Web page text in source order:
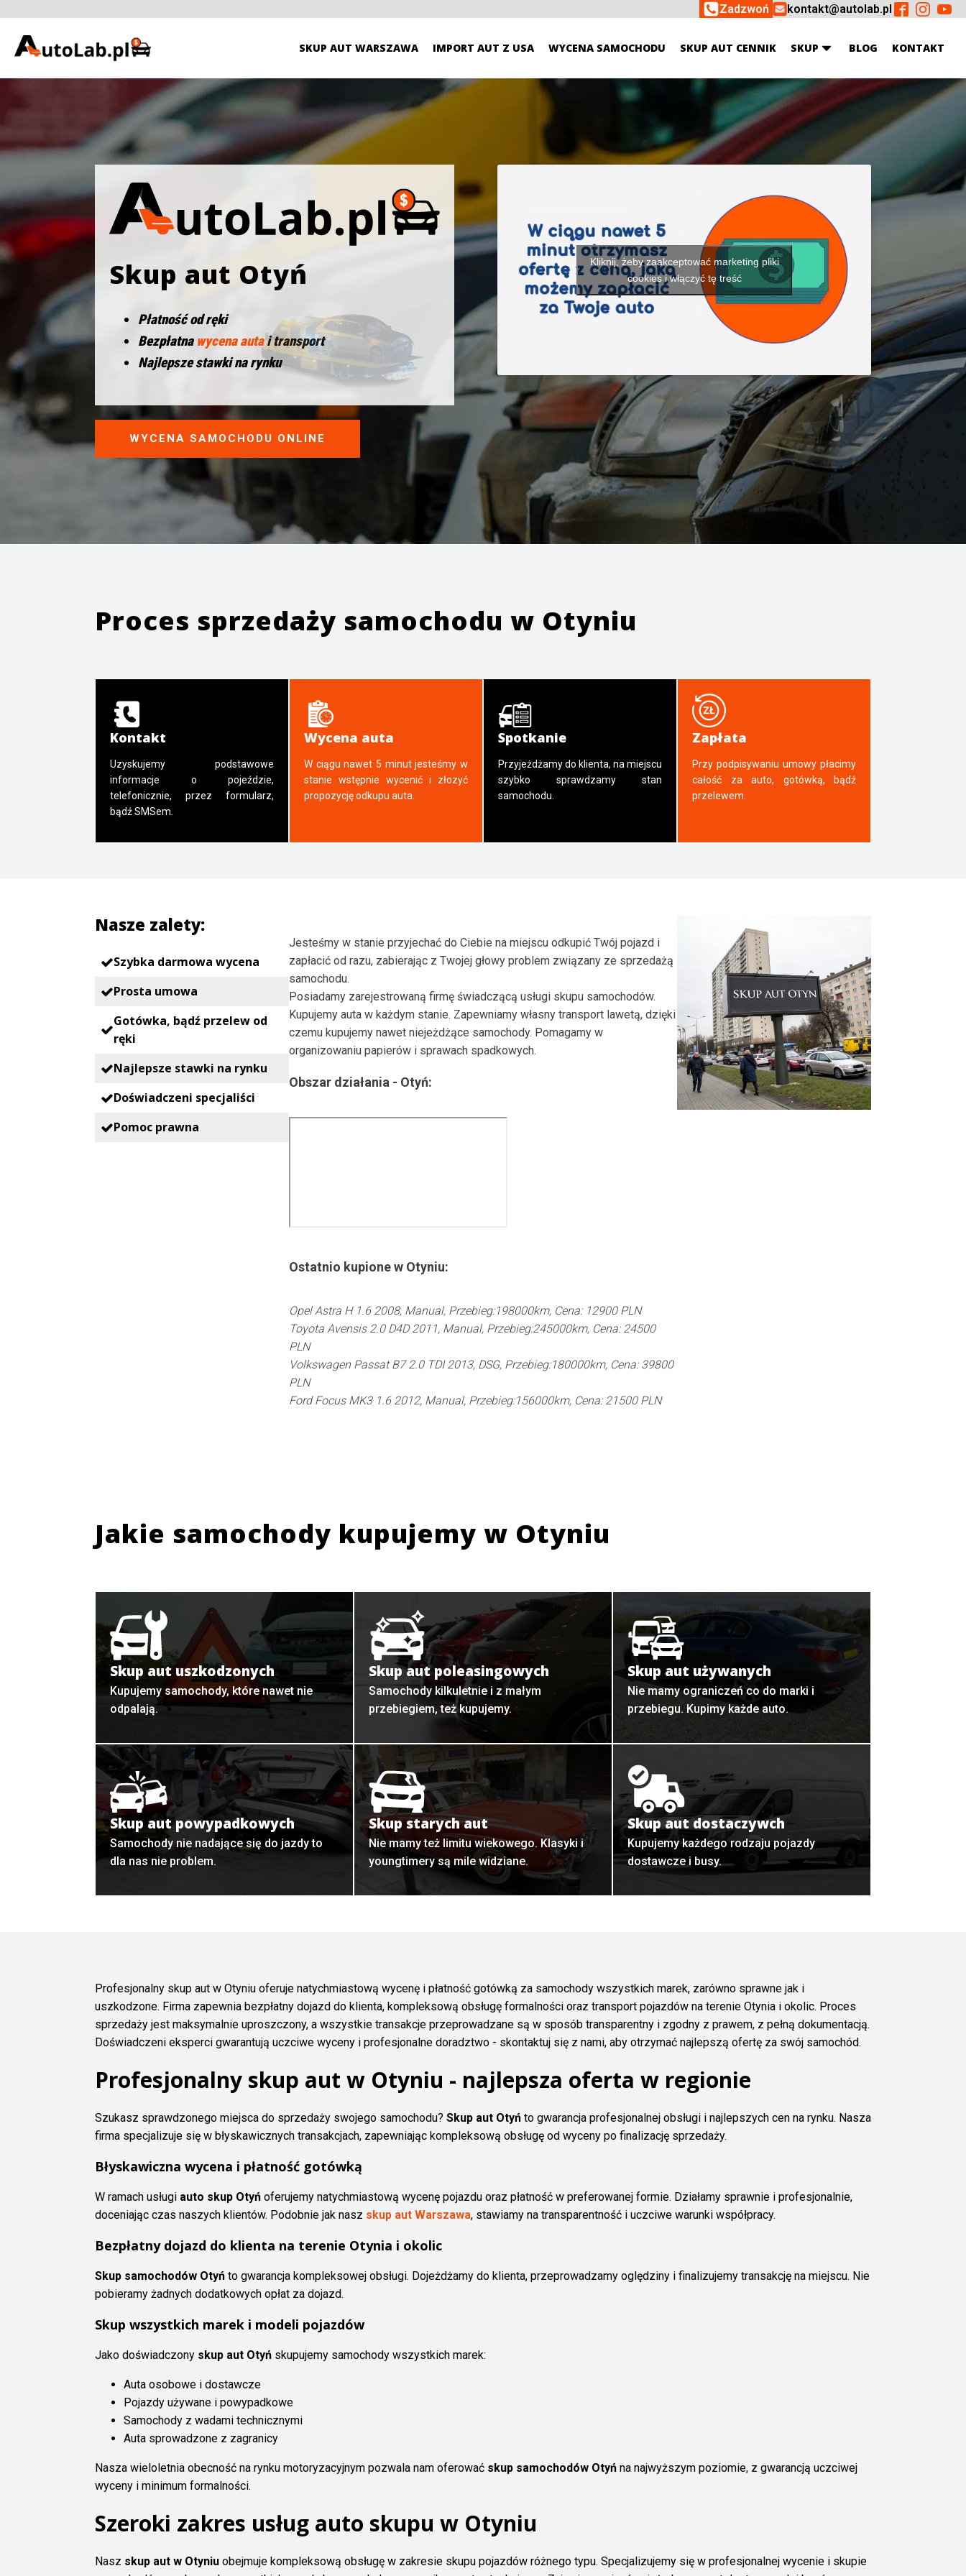
Zadzwoń kontakt@autolab.pl
SKUP AUT WARSZAWA IMPORT AUT Z USA WYCENA SAMOCHODU SKUP AUT CENNIK SKUP BLOG KONTAKT
Skup aut Otyń
Płatność od ręki
Bezpłatna wycena autai transport
Najlepsze stawki na rynku
WYCENA SAMOCHODU ONLINE
Kliknij, żeby zaakceptować marketing pliki
cookies i włączyć tę treść
Proces sprzedaży samochodu w Otyniu
Kontakt
Uzyskujemy podstawowe
informacje o pojeździe,
telefonicznie, przez formularz,
bądź SMSem.
Wycena auta
W ciągu nawet 5 minut jesteśmy w
stanie wstępnie wycenić i złozyć
propozycję odkupu auta.
Spotkanie
Przyjeżdżamy do klienta, na miejscu
szybko sprawdzamy stan
samochodu.
Zapłata
Przy podpisywaniu umowy płacimy
całość za auto, gotówką, bądź
przelewem.
Nasze zalety:
Szybka darmowa wycena
Prosta umowa
Gotówka, bądź przelew od
ręki
Najlepsze stawki na rynku
Doświadczeni specjaliści
Pomoc prawna
Jesteśmy w stanie przyjechać do Ciebie na miejscu odkupić Twój pojazd i
zapłacić od razu, zabierając z Twojej głowy problem związany ze sprzedażą
samochodu.
Posiadamy zarejestrowaną firmę świadczącą usługi skupu samochodów.
Kupujemy auta w każdym stanie. Zapewniamy własny transport lawetą, dzięki
czemu kupujemy nawet niejeżdżące samochody. Pomagamy w
organizowaniu papierów i sprawach spadkowych.
Obszar działania - Otyń:
Ostatnio kupione w Otyniu:
Opel Astra H 1.6 2008, Manual, Przebieg:198000km, Cena: 12900 PLN
Toyota Avensis 2.0 D4D 2011, Manual, Przebieg:245000km, Cena: 24500
PLN
Volkswagen Passat B7 2.0 TDI 2013, DSG, Przebieg:180000km, Cena: 39800
PLN
Ford Focus MK3 1.6 2012, Manual, Przebieg:156000km, Cena: 21500 PLN
Jakie samochody kupujemy w Otyniu
Skup aut uszkodzonych
Kupujemy samochody, które nawet nie
odpalają.
Skup aut poleasingowych
Samochody kilkuletnie i z małym
przebiegiem, też kupujemy.
Skup aut używanych
Nie mamy ograniczeń co do marki i
przebiegu. Kupimy każde auto.
Skup aut powypadkowych
Samochody nie nadające się do jazdy to
dla nas nie problem.
Skup starych aut
Nie mamy też limitu wiekowego. Klasyki i
youngtimery są mile widziane.
Skup aut dostaczywch
Kupujemy każdego rodzaju pojazdy
dostawcze i busy.
Profesjonalny skup aut w Otyniu oferuje natychmiastową wycenę i płatność gotówką za samochody wszystkich marek, zarówno sprawne jak i
uszkodzone. Firma zapewnia bezpłatny dojazd do klienta, kompleksową obsługę formalności oraz transport pojazdów na terenie Otynia i okolic. Proces
sprzedaży jest maksymalnie uproszczony, a wszystkie transakcje przeprowadzane są w sposób transparentny i zgodny z prawem, z pełną dokumentacją.
Doświadczeni eksperci gwarantują uczciwe wyceny i profesjonalne doradztwo - skontaktuj się z nami, aby otrzymać najlepszą ofertę za swój samochód.
Profesjonalny skup aut w Otyniu - najlepsza oferta w regionie
Szukasz sprawdzonego miejsca do sprzedaży swojego samochodu? Skup aut Otyń to gwarancja profesjonalnej obsługi i najlepszych cen na rynku. Nasza
firma specjalizuje się w błyskawicznych transakcjach, zapewniając kompleksową obsługę od wyceny po finalizację sprzedaży.
Błyskawiczna wycena i płatność gotówką
W ramach usługi auto skup Otyń oferujemy natychmiastową wycenę pojazdu oraz płatność w preferowanej formie. Działamy sprawnie i profesjonalnie,
doceniając czas naszych klientów. Podobnie jak nasz skup aut Warszawa, stawiamy na transparentność i uczciwe warunki współpracy.
Bezpłatny dojazd do klienta na terenie Otynia i okolic
Skup samochodów Otyń to gwarancja kompleksowej obsługi. Dojeżdżamy do klienta, przeprowadzamy oględziny i finalizujemy transakcję na miejscu. Nie
pobieramy żadnych dodatkowych opłat za dojazd.
Skup wszystkich marek i modeli pojazdów
Jako doświadczony skup aut Otyń skupujemy samochody wszystkich marek:
Auta osobowe i dostawcze
Pojazdy używane i powypadkowe
Samochody z wadami technicznymi
Auta sprowadzone z zagranicy
Nasza wieloletnia obecność na rynku motoryzacyjnym pozwala nam oferować skup samochodów Otyń na najwyższym poziomie, z gwarancją uczciwej
wyceny i minimum formalności.
Szeroki zakres usług auto skupu w Otyniu
Nasz skup aut w Otyniu obejmuje kompleksową obsługę w zakresie skupu pojazdów różnego typu. Specjalizujemy się w profesjonalnej wycenie i skupie